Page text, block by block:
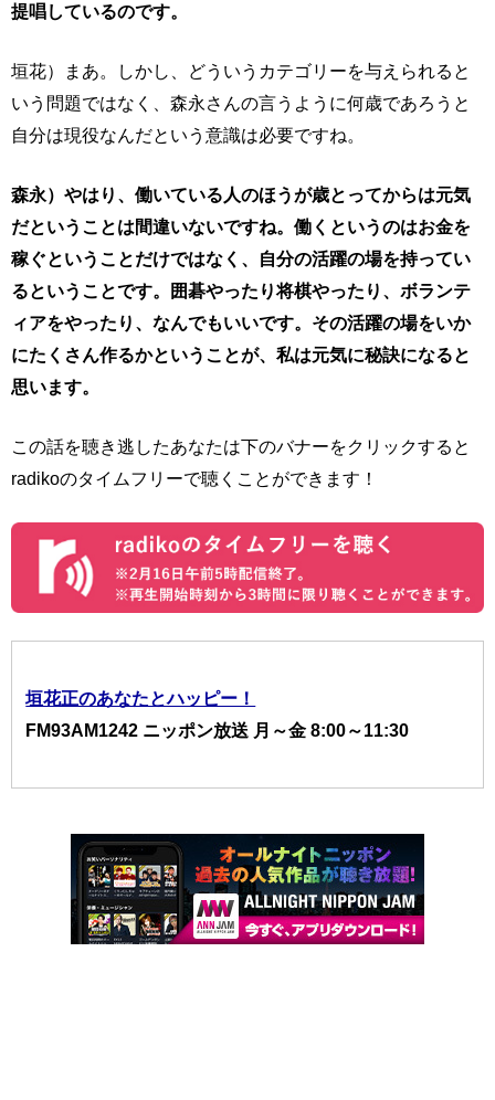
提唱しているのです。
垣花）まあ。しかし、どういうカテゴリーを与えられると
いう問題ではなく、森永さんの言うように何歳であろうと
自分は現役なんだという意識は必要ですね。
森永）やはり、働いている人のほうが歳とってからは元気
だということは間違いないですね。働くというのはお金を
稼ぐということだけではなく、自分の活躍の場を持ってい
るということです。囲碁やったり将棋やったり、ボランテ
ィアをやったり、なんでもいいです。その活躍の場をいか
にたくさん作るかということが、私は元気に秘訣になると
思います。
この話を聴き逃したあなたは下のバナーをクリックすると
radikoのタイムフリーで聴くことができます！
垣花正のあなたとハッピー！
FM93AM1242 ニッポン放送 月～金 8:00～11:30